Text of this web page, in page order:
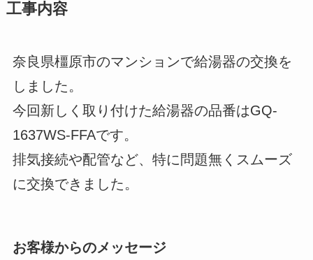
工事内容
奈良県橿原市のマンションで給湯器の交換を
しました。
今回新しく取り付けた給湯器の品番はGQ-
1637WS-FFAです。
排気接続や配管など、特に問題無くスムーズ
に交換できました。
お客様からのメッセージ